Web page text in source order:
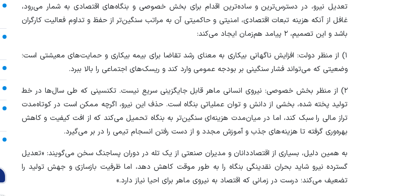
تعدیل نیرو، در دسترس‌ترین و ساده‌ترین اقدام برای بخش خصوصی و بنگاه‌های اقتصادی به شمار می‌رود،
غافل از آنکه هزینه تبعات اقتصادی، امنیتی و حاکمیتی آن به مراتب سنگین‌تر از حفظ و تداوم فعالیت کارگران
باشد و این تصمیم، ۲ پیامد هم‌زمان ایجاد می‌کند:
۱) از منظر دولت: افزایش ناگهانی بیکاری به معنای رشد تقاضا برای بیمه بیکاری و حمایت‌های معیشتی است؛
وضعیتی که می‌تواند فشار سنگینی بر بودجه عمومی وارد کند و ریسک‌های اجتماعی را بالا ببرد.
۲) از منظر بخش خصوصی: نیروی انسانی ماهر قابل جایگزینی سریع نیست. تکنسینی که طی سال‌ها در خط
تولید پخته شده، بخشی از دانش و توان عملیاتی بنگاه است. حذف این نیرو، اگرچه ممکن است در کوتاه‌مدت
تراز مالی را سبک کند، اما در میان‌مدت هزینه‌ای سنگین‌تر به بنگاه تحمیل می‌کند که از افت کیفیت و کاهش
بهره‌وری گرفته تا هزینه‌های جذب و آموزش مجدد و از دست رفتن انسجام تیمی را در بر می‌گیرد.
به همین دلیل، بسیاری از اقتصاددانان و مدیران صنعتی از یک تله در دوران پساجنگ سخن می‌گویند: «تعدیل
گسترده نیرو شاید بحران نقدینگی بنگاه را به طور موقت کاهش دهد، اما ظرفیت بازسازی و جهش تولید را
تضعیف می‌کند؛ درست در زمانی که اقتصاد به نیروی ماهر برای احیا نیاز دارد.»